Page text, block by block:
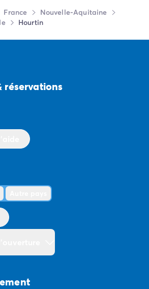
France
Nouvelle-Aquitaine
Hourtin
réservations